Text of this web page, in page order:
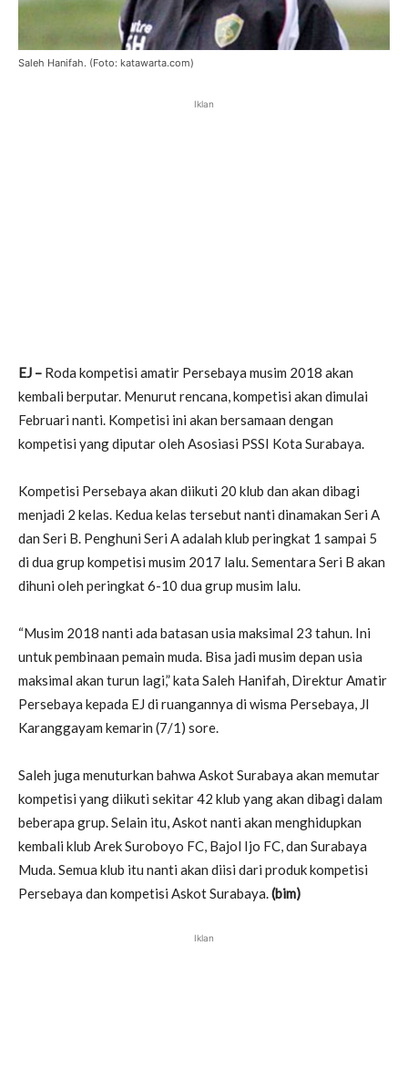
Saleh Hanifah. (Foto: katawarta.com)
Iklan
EJ – Roda kompetisi amatir Persebaya musim 2018 akan
kembali berputar. Menurut rencana, kompetisi akan dimulai
Februari nanti. Kompetisi ini akan bersamaan dengan
kompetisi yang diputar oleh Asosiasi PSSI Kota Surabaya.
Kompetisi Persebaya akan diikuti 20 klub dan akan dibagi
menjadi 2 kelas. Kedua kelas tersebut nanti dinamakan Seri A
dan Seri B. Penghuni Seri A adalah klub peringkat 1 sampai 5
di dua grup kompetisi musim 2017 lalu. Sementara Seri B akan
dihuni oleh peringkat 6-10 dua grup musim lalu.
“Musim 2018 nanti ada batasan usia maksimal 23 tahun. Ini
untuk pembinaan pemain muda. Bisa jadi musim depan usia
maksimal akan turun lagi,” kata Saleh Hanifah, Direktur Amatir
Persebaya kepada EJ di ruangannya di wisma Persebaya, Jl
Karanggayam kemarin (7/1) sore.
Saleh juga menuturkan bahwa Askot Surabaya akan memutar
kompetisi yang diikuti sekitar 42 klub yang akan dibagi dalam
beberapa grup. Selain itu, Askot nanti akan menghidupkan
kembali klub Arek Suroboyo FC, Bajol Ijo FC, dan Surabaya
Muda. Semua klub itu nanti akan diisi dari produk kompetisi
Persebaya dan kompetisi Askot Surabaya. (bim)
Iklan